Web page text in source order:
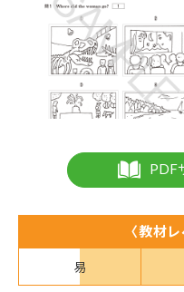
PDF
〈教材
易